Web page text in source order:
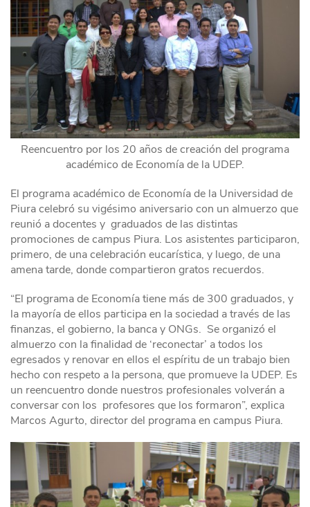
Reencuentro por los 20 años de creación del programa
académico de Economía de la UDEP.
El programa académico de Economía de la Universidad de
Piura celebró su vigésimo aniversario con un almuerzo que
reunió a docentes y graduados de las distintas
promociones de campus Piura. Los asistentes participaron,
primero, de una celebración eucarística, y luego, de una
amena tarde, donde compartieron gratos recuerdos.
“El programa de Economía tiene más de 300 graduados, y
la mayoría de ellos participa en la sociedad a través de las
finanzas, el gobierno, la banca y ONGs. Se organizó el
almuerzo con la finalidad de ‘reconectar’ a todos los
egresados y renovar en ellos el espíritu de un trabajo bien
hecho con respeto a la persona, que promueve la UDEP. Es
un reencuentro donde nuestros profesionales volverán a
conversar con los profesores que los formaron”, explica
Marcos Agurto, director del programa en campus Piura.